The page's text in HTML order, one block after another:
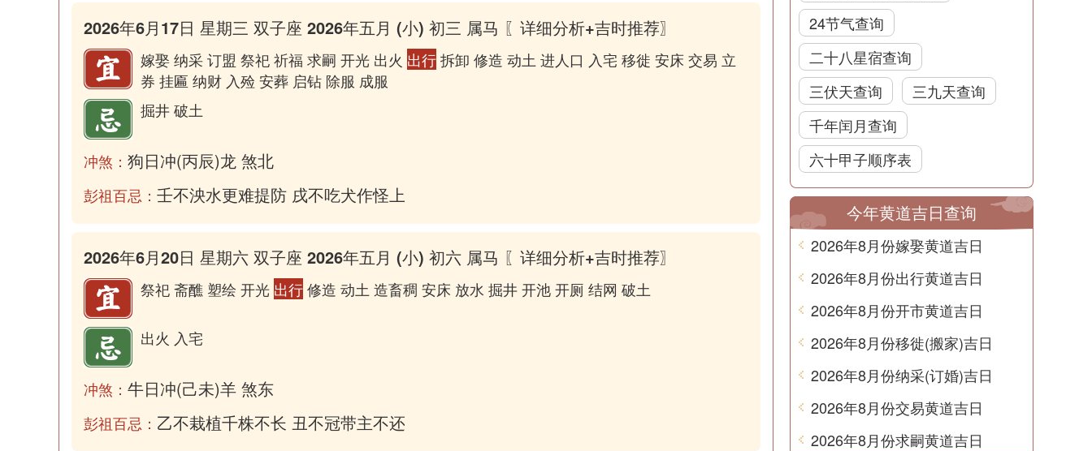
2026年6月17日 星期三 双子座 2026年五月 (小) 初三 属马 〖详细分析+吉时推荐〗
嫁娶 纳采 订盟 祭祀 祈福 求嗣 开光 出火 出行拆卸 修造 动土 进人口 入宅 移徙 安床 交易 立
券 挂匾 纳财 入殓 安葬 启钻 除服 成服
掘井 破土
冲煞： 狗日冲(丙辰)龙 煞北
彭祖百忌： 壬不泱水更难提防 戌不吃犬作怪上床
2026年6月20日 星期六 双子座 2026年五月 (小) 初六 属马 〖详细分析+吉时推荐〗
祭祀 斋醮 塑绘 开光 出行修造 动土 造畜稠 安床 放水 掘井 开池 开厕 结网 破土
出火 入宅
冲煞： 牛日冲(己未)羊 煞东
彭祖百忌： 乙不栽植千株不长 丑不冠带主不还乡
24节气查询
二十八星宿查询
三伏天查询
三九天查询
千年闰月查询
六十甲子顺序表
今年黄道吉日查询
2026年8月份嫁娶黄道吉日
2026年8月份出行黄道吉日
2026年8月份开市黄道吉日
2026年8月份移徙(搬家)吉日
2026年8月份纳采(订婚)吉日
2026年8月份交易黄道吉日
2026年8月份求嗣黄道吉日